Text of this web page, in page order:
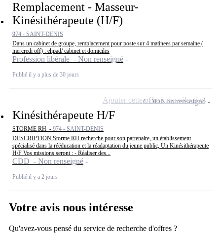
Remplacement - Masseur-
Kinésithérapeute (H/F)
974 - SAINT-DENIS
Dans un cabinet de groupe, remplacement pour poste sur 4 matinees par semaine (
mercredi off) : ehpad/ cabinet et domiciles
Profession libérale - Non renseigné
Publié il y a plus de 30 jours
Kinésithérapeute H/F
STORME RH - 974 - SAINT-DENIS
DESCRIPTION Storme RH recherche pour son partenaire, un établissement
spécialisé dans la rééducation et la réadaptation du jeune public, Un Kinésithérapeute
H/F Vos missions seront : - Réaliser des...
CDD - Non renseigné
Publié il y a 2 jours
CDDNon renseigné
Ajouter cette offre à ma sélection
Votre avis nous intéresse
Qu'avez-vous pensé du service de recherche d'offres ?